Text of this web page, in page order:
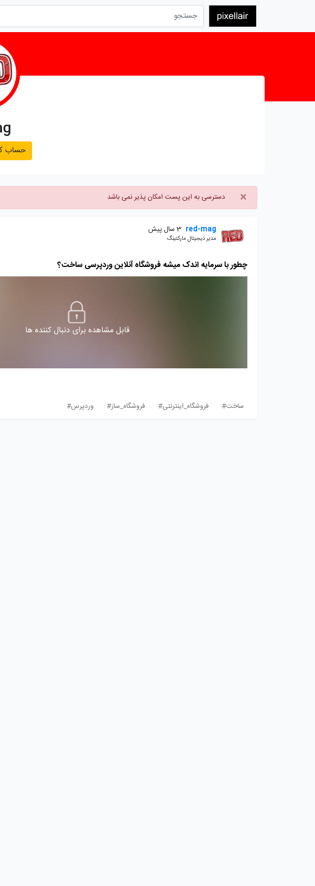
حساب
× دسترسی به این پست امکان پذیر نمی باشد
red-mag 3 سال پیش
مدیر دیجیتال مارکتینگ
چطور با سرمایه اندک میشه فروشگاه آنلاین وردپرسی ساخت؟
قابل مشاهده برای دنبال کننده ها
ساخت#
فروشگاه_اینترنتی# فروشگاه_ساز# وردپرس#